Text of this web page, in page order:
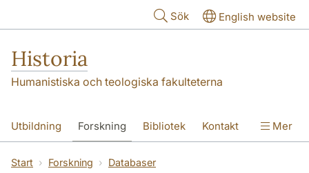
Sök English website
Historia
Humanistiska och teologiska fakulteterna
Utbildning Forskning Bibliotek Kontakt
Om oss
Mer
Start Forskning
Databaser